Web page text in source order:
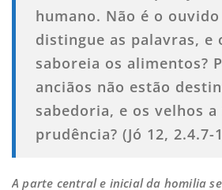
humano. Não é o
distingue as palavras, e
saboreia os alimentos?
anciãos não estão
sabedoria, e os velhos
prudência? (Jó 12, 2.4.7-
A parte central e inicial da homilia